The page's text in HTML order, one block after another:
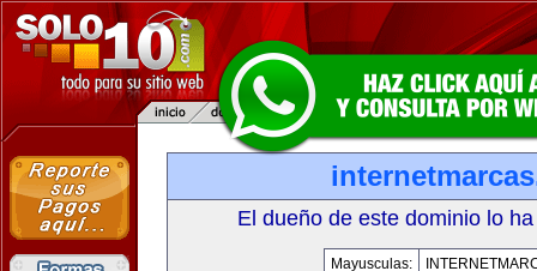
El dueño de este dominio lo
Mayusculas: